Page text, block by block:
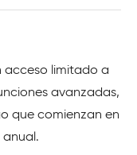
acceso limitado a
avanzadas,
que comienzan en